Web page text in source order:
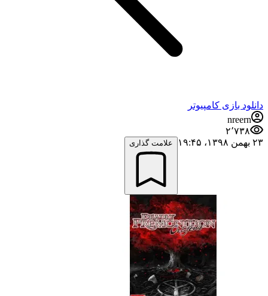
دانلود بازی کامپیوتر
nreern
۲٬۷۳۸
۲۳ بهمن ۱۳۹۸،‏ ۱۹:۴۵
علامت گذاری